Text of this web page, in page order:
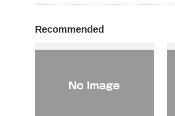
Recommended